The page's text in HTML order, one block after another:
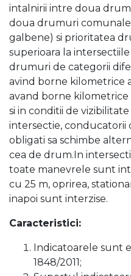
intalnirii intre doua
doua drumuri
galbene) si prioritatea
superioara la
drumuri de categorii
avind borne kilometrice
avand borne
si in conditii de
intersectie,
obligati sa schimbe
cea de drum.In
toate manevrele sunt
cu 25 m, oprirea,
inapoi sunt interzise.
Caracteristici:
Indicatoarele sunt
1848/2011;